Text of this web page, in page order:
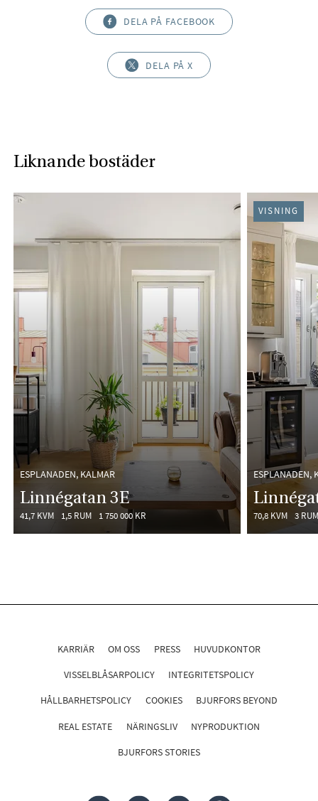
DELA PÅ FACEBOOK
DELA PÅ X
Liknande bostäder
ESPLANADEN, KALMAR
Linnégatan 3E
41,7 KVM 1,5 RUM 1 750 000 KR
ESPLANADEN,
70,8 KVM 3 RUM
VISNING
KARRIÄR OM OSS PRESS HUVUDKONTOR
VISSELBLÅSARPOLICY INTEGRITETSPOLICY
HÅLLBARHETSPOLICY COOKIES BJURFORS BEYOND
REAL ESTATE NÄRINGSLIV NYPRODUKTION
BJURFORS STORIES